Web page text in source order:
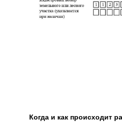
Когда и как происходит